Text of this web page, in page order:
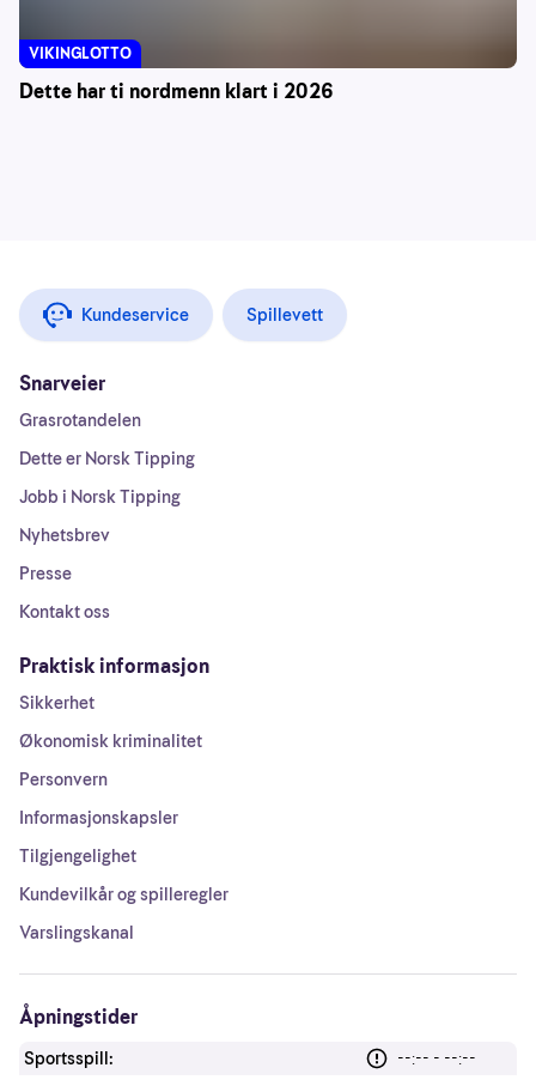
Dette har ti nordmenn klart i 2026
VIKINGLOTTO
Kundeservice Spillevett
Snarveier
Grasrotandelen
Dette er Norsk Tipping
Jobb i Norsk Tipping
Nyhetsbrev
Presse
Kontakt oss
Praktisk informasjon
Sikkerhet
Økonomisk kriminalitet
Personvern
Informasjonskapsler
Tilgjengelighet
Kundevilkår og spilleregler
Varslingskanal
Åpningstider
Sportsspill: --:-- - --:--